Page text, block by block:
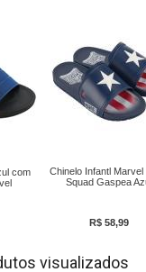
com
Chinelo Infantl Marvel
Squad Gaspea
R$ 58,99
visualizados